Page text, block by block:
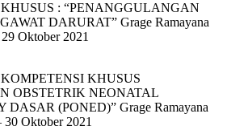
: “PENANGGULANGAN
DARURAT” Grage Ramayana
Oktober 2021
KHUSUS
OBSTETRIK NEONATAL
DASAR (PONED)” Grage Ramayana
Oktober 2021